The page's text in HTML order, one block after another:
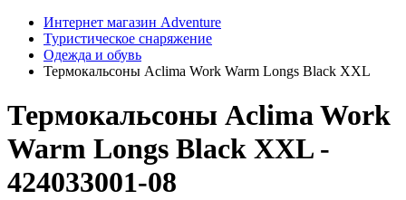
Интернет магазин Adventure
Туристическое снаряжение
Одежда и обувь
Термокальсоны Aclima Work Warm Longs Black XXL
Термокальсоны Aclima Work
Warm Longs Black XXL -
424033001-08